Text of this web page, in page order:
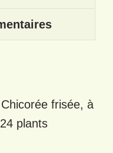
frisée, à
plants